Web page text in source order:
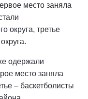
место заняла
округа, третье
одержали
место заняла
– баскетболисты